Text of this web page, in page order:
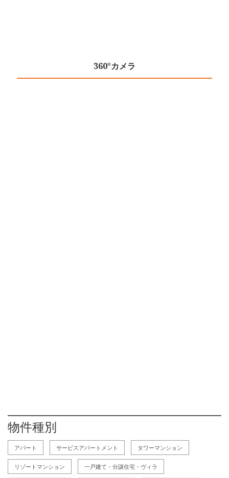
360°カメラ
物件種別
アパート サービスアパートメント タワーマンション
リゾートマンション 一戸建て・分譲住宅・ヴィラ